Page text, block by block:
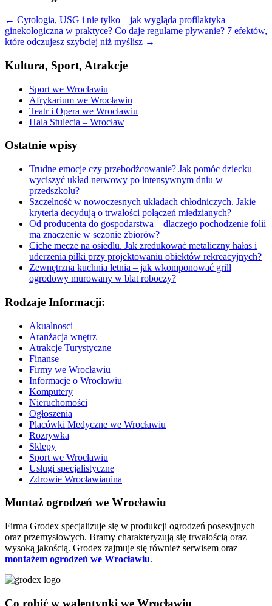
← Cytologia, USG i nie tylko – jak wygląda profilaktyka
ginekologiczna w praktyce? Co daje regularne pływanie? 7 efektów,
które odczujesz szybciej niż myślisz →
Kultura, Sport, Atrakcje
Sport we Wrocławiu
Afrykarium we Wrocławiu
Teatr i Opera we Wrocławiu
Hala Stulecia – Wrocław
Ostatnie wpisy
Trudne emocje czy przebodźcowanie? Jak pomóc dziecku
wyciszyć układ nerwowy po intensywnym dniu w
przedszkolu?
Szczelność w nowoczesnych układach chłodniczych. Jakie
kryteria decydują o trwałości połączeń miedzianych?
Od producenta do gospodarstwa – dlaczego pochodzenie folii
ma znaczenie w sezonie zbiorów?
Ciche mecze na osiedlu. Jak zredukować metaliczny hałas i
uderzenia piłki przy projektowaniu obiektów rekreacyjnych?
Zewnętrzna kuchnia letnia – jak wkomponować grill
ogrodowy murowany w blat roboczy?
Rodzaje Informacji:
Akualnosci
Aranżacja wnętrz
Atrakcje Turystyczne
Finanse
Firmy we Wrocławiu
Informacje o Wrocławiu
Komputery
Nieruchomości
Ogłoszenia
Placówki Medyczne we Wrocławiu
Rozrywka
Sklepy
Sport we Wrocławiu
Usługi specjalistyczne
Zdrowie Wrocławianina
Montaż ogrodzeń we Wrocławiu
Firma Grodex specjalizuje się w produkcji ogrodzeń posesyjnych
oraz przemysłowych. Bramy charakteryzują się trwałością oraz
wysoką jakością. Grodex zajmuje się również serwisem oraz
montażem ogrodzeń we Wrocławiu.
Co robić w walentynki we Wrocławiu